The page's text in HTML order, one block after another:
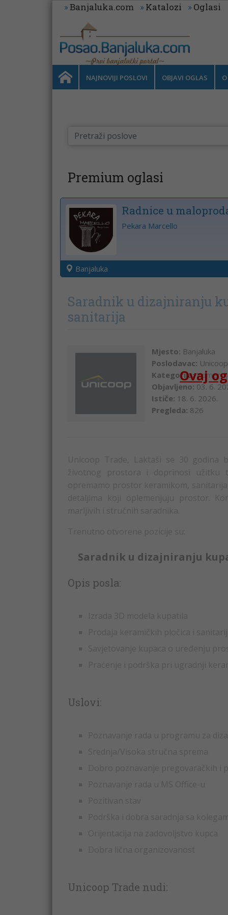
Banjaluka.com Katalozi Oglasi
NAJNOVIJI POSLOVI OBJAVI OGLAS
Premium oglasi
Radnice u
Pekara Marcello
Banjaluka
Ovaj
Saradnik u dizajniranju
sanitarija
Mjesto: Banjaluka
Poslodavac:
Kategorija:
Objavljeno: 03. 6.
Ističe: 18. 6. 2026.
Pregleda: 826
Saradnik u dizajniranju
Opis posla:
Uslovi:
Unicoop Trade nudi: